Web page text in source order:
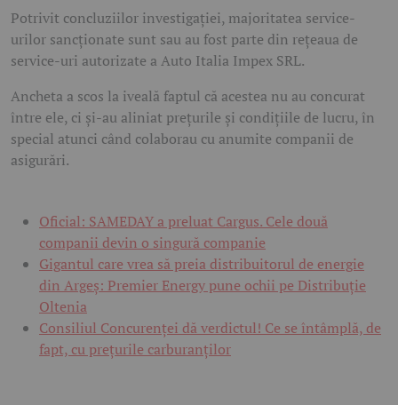
Potrivit concluziilor investigației, majoritatea service-
urilor sancționate sunt sau au fost parte din rețeaua de
service-uri autorizate a Auto Italia Impex SRL.
Ancheta a scos la iveală faptul că acestea nu au concurat
între ele, ci și-au aliniat prețurile și condițiile de lucru, în
special atunci când colaborau cu anumite companii de
asigurări.
Oficial: SAMEDAY a preluat Cargus. Cele două
companii devin o singură companie
Gigantul care vrea să preia distribuitorul de energie
din Argeș: Premier Energy pune ochii pe Distribuție
Oltenia
Consiliul Concurenței dă verdictul! Ce se întâmplă, de
fapt, cu prețurile carburanților